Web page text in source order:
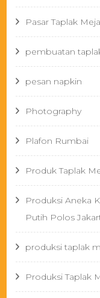
Pasar Taplak Meja
pembuatan
pesan napkin
Photography
Plafon Rumbai
Produk Taplak
Produksi Aneka
Putih Polos
produksi taplak
Produksi Taplak